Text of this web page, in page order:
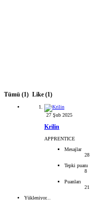
Tümü (1) Like (1)
27 Şub 2025
Krilin
APPRENTICE
Mesajlar
28
Tepki puanı
8
Puanları
21
Yükleniyor...